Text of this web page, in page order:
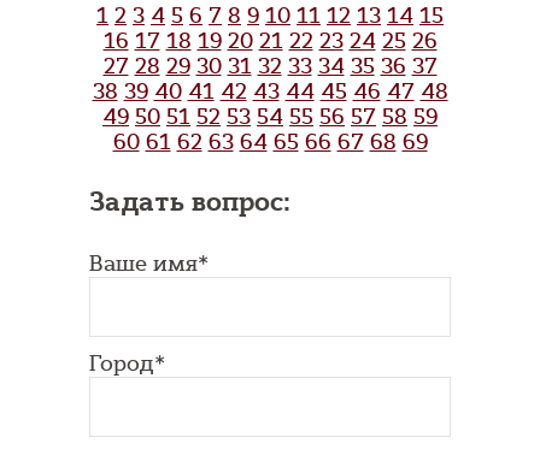
1 2 3 4 5 6 7 8 9 10 11 12 13 14 15
16 17 18 19 20 21 22 23 24 25 26
27 28 29 30 31 32 33 34 35 36 37
38 39 40 41 42 43 44 45 46 47 48
49 50 51 52 53 54 55 56 57 58 59
60 61 62 63 64 65 66 67 68 69
Задать вопрос:
Ваше имя*
Город*